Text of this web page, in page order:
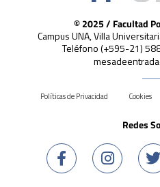
© 2025 / Facultad
Campus UNA, Villa
Teléfono (+595-21)
Políticas de Privacidad Cookies
Redes